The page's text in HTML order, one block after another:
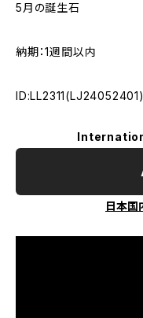
5月の誕生石
納期：1週間以内
ID:LL2311(LJ24052401)
日本国